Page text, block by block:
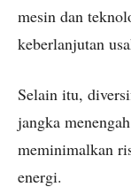
mesin dan
keberlanjutan
Selain itu,
jangka
meminimalkan
energi.